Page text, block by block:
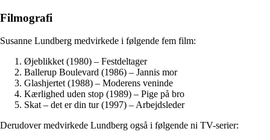
Filmografi
Susanne Lundberg medvirkede i følgende fem film:
Øjeblikket (1980) – Festdeltager
Ballerup Boulevard (1986) – Jannis mor
Glashjertet (1988) – Moderens veninde
Kærlighed uden stop (1989) – Pige på bro
Skat – det er din tur (1997) – Arbejdsleder
Derudover medvirkede Lundberg også i følgende ni TV-serier: